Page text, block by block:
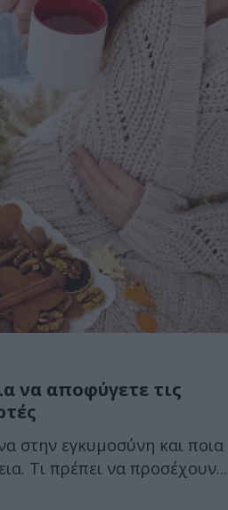
να αποφύγετε τις
στην εγκυμοσύνη και ποια
Τι πρέπει να προσέχουν...